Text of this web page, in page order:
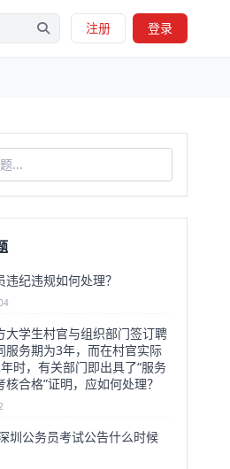
注册 登录
违纪违规如何处理？
大学生村官与组织部门签订聘
服务期为3年，而在村官实际
时，有关部门即出具了“服务
核合格”证明，应如何处理？
圳公务员考试公告什么时候